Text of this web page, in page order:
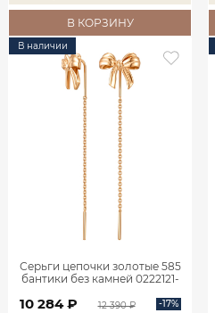
В КОРЗИНУ
В наличии
Серьги цепочки золотые 585
бантики без камней 0222121-
10 284 ₽ 12 390 ₽ -17%